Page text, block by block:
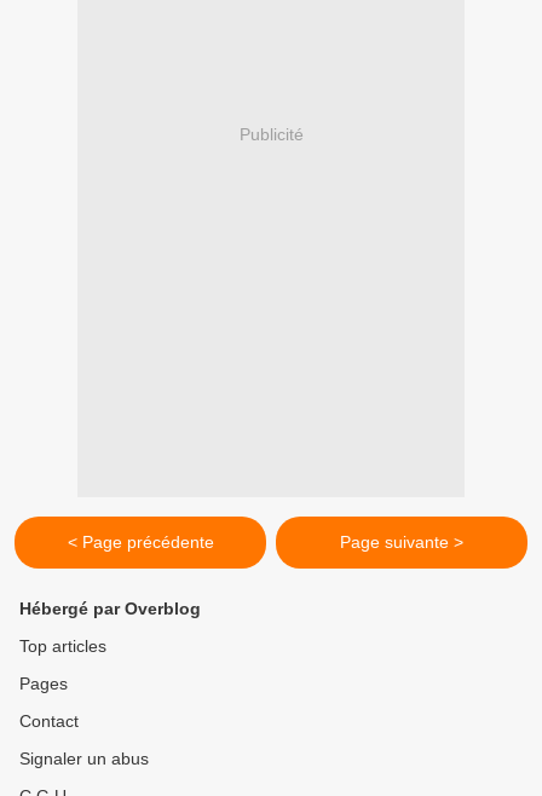
Publicité
< Page précédente Page suivante >
Hébergé par Overblog
Top articles
Pages
Contact
Signaler un abus